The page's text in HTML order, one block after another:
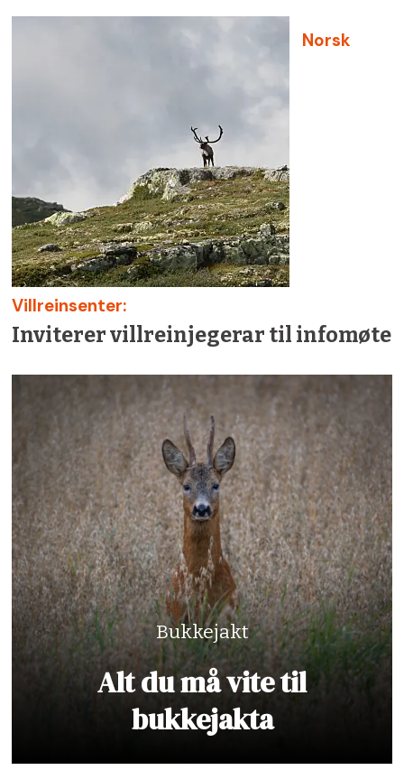
Norsk
Villreinsenter:
Inviterer villreinjegerar til infomøte
Bukkejakt
Alt du må vite til
bukkejakta